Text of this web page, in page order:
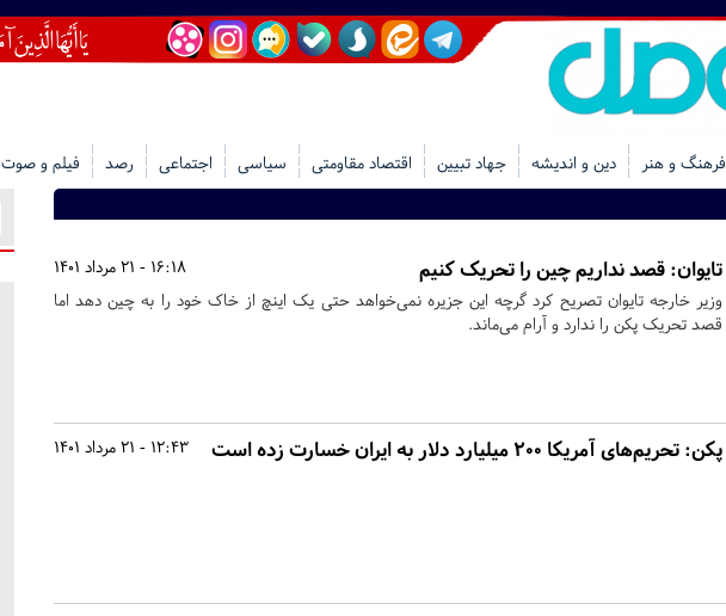
فرهنگ و هنر دین و اندیشه جهاد تبیین اقتصاد مقاومتی سیاسی اجتماعی رصد فیلم و صوت
16:18 - 21 مرداد 1401 تایوان: قصد نداریم چین را تحریک کنیم
وزیر خارجه تایوان تصریح کرد گرچه این جزیره نمی‌خواهد حتی یک اینچ از خاک خود را به چین دهد اما
قصد تحریک پکن را ندارد و آرام می‌ماند.
12:43 - 21 مرداد 1401 پکن: تحریم‌های آمریکا ۲۰۰ میلیارد دلار به ایران خسارت زده است